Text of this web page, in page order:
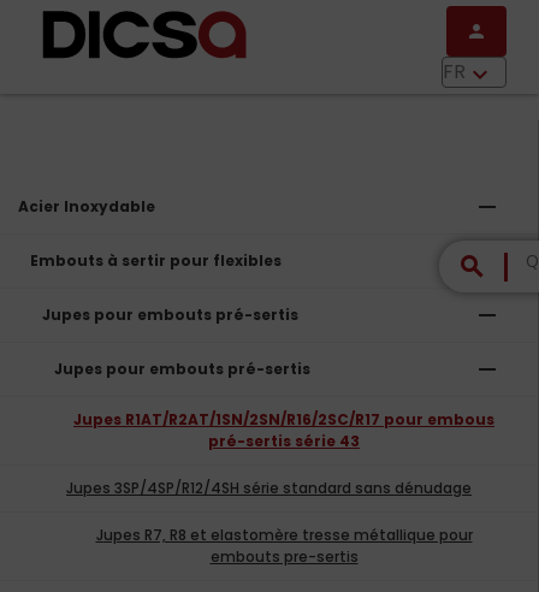
Aller au contenu principal
person
FR keyboard_arrow_down
search
Acier Inoxydable remove
Embouts à sertir pour flexibles remove
Jupes pour embouts pré-sertis remove
Jupes pour embouts pré-sertis remove
Jupes R1AT/R2AT/1SN/2SN/R16/2SC/R17 pour embous
pré-sertis série 43
Jupes 3SP/4SP/R12/4SH série standard sans dénudage
Jupes R7, R8 et elastomère tresse métallique pour
embouts pre-sertis